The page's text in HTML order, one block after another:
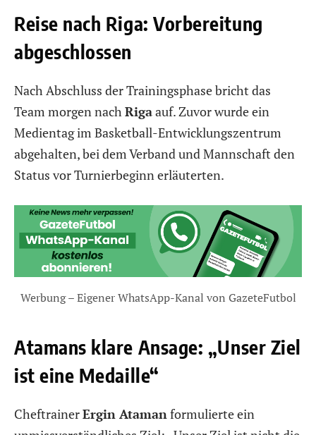
Reise nach Riga: Vorbereitung
abgeschlossen
Nach Abschluss der Trainingsphase bricht das
Team morgen nachRigaauf. Zuvor wurde ein
Medientag im Basketball-Entwicklungszentrum
abgehalten, bei dem Verband und Mannschaft den
Status vor Turnierbeginn erläuterten.
Werbung – Eigener WhatsApp-Kanal von GazeteFutbol
Atamans klare Ansage: „Unser Ziel
ist eine Medaille“
CheftrainerErgin Atamanformulierte ein